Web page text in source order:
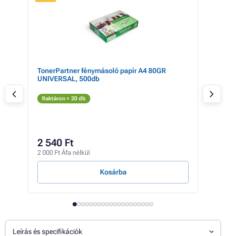
TonerPartner fénymásoló papír A4 80GR
UNIVERSAL, 500db
Raktáron > 20 db
2 540 Ft
2 000 Ft Áfa nélkül
Kosárba
Leírás és specifikációk